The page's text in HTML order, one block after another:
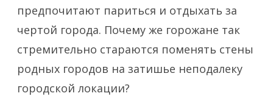
Боярке?
Все
банном
предпочитают париться и отдыхать за
чертой города. Почему же горожане так
стремительно стараются поменять стены
родных городов на затишье неподалеку
городской локации?